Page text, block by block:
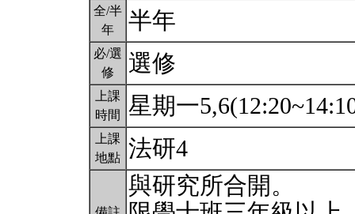
全/半
年
半年
必/選
修
選修
上課
時間
星期一
上課
地點 法研4
與研究所合開。